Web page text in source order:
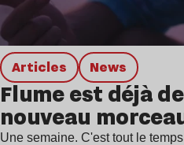
Articles news
Flume est déjà
nouveau
Une semaine. C'est tout le